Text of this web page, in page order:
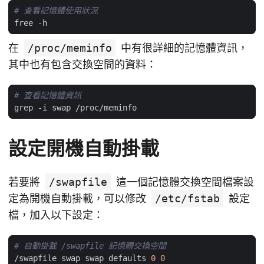
# 查看記憶體使用狀況
在 /proc/meminfo
中有很詳細的記憶體資訊，
其中也有包含交換空間的資料：
# 查看記憶體資訊
設定開機自動掛載
若要將 /swapfile
這一個記憶體交換空間檔案設
定為開機自動掛載，可以修改
/etc/fstab
設定
檔，加入以下設定：
# 自動掛載 /swapfile 記憶體交換空間
/swapfile swap swap defaults 0 0